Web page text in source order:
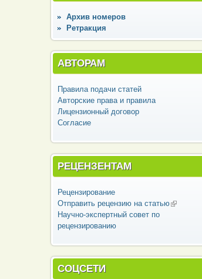
Архив номеров
Ретракция
АВТОРАМ
Правила подачи статей
Авторские права и правила
Лицензионный договор
Согласие
РЕЦЕНЗЕНТАМ
Рецензирование
Отправить рецензию на статью(внешняя
Научно-экспертный совет по
рецензированию
СОЦСЕТИ